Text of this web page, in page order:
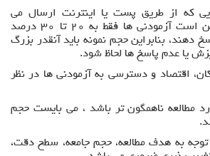
که از طریق پست یا اینترنت ارسال می
شوند، چون ممکن است آزمودنی ها فقط به ۲۰ تا ۳۰ درصد
دهند، بنابراین حجم نمونه باید آنقدر بزرگ
یا عدم پاسخ ها لحاظ شود.
اقتصاد و دسترسی به آزمودنی ها در نظر
مطالعه ناهمگون تر باشد ، می بایست حجم
توجه به هدف مطالعه، حجم جامعه، سطح دقت،